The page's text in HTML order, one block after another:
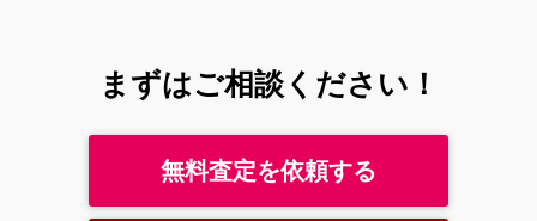
まずはご相談ください！
無料査定を依頼する